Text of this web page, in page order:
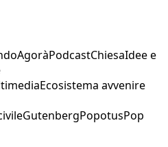
AgoràPodcastChiesaIdee e
Ecosistema avvenire
GutenbergPopotusPop